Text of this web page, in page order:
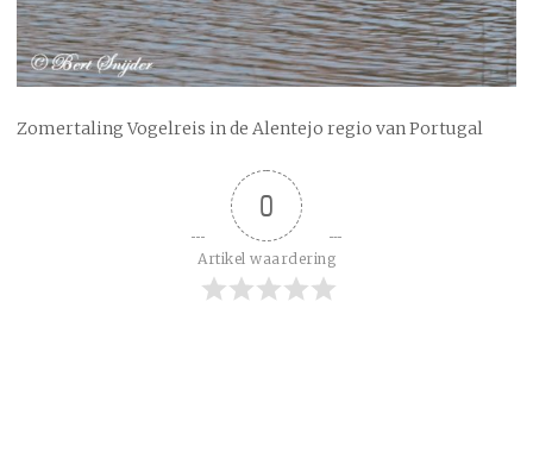
Zomertaling Vogelreis in de Alentejo regio van Portugal
0
Artikel waardering